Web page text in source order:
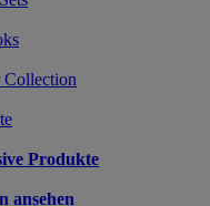
Produkte
ansehen